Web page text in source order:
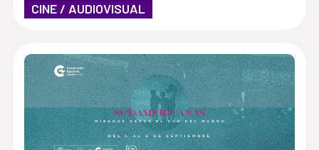
CINE / AUDIOVISUAL